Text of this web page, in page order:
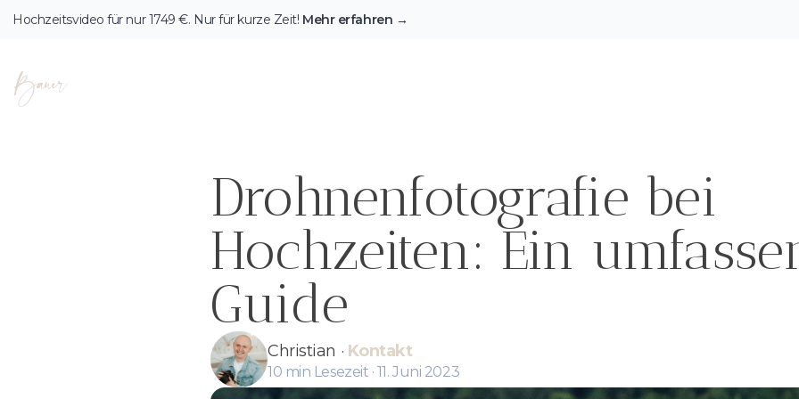
Hochzeitsvideo für nur1749 €. Nur für kurze Zeit! Mehr erfahren →
Fotografie & Videografie Herzensbilder Bauer
Drohnenfotografie bei
Hochzeiten: Ein
Guide
Christian · Kontakt
10 min Lesezeit · 11. Juni 2023